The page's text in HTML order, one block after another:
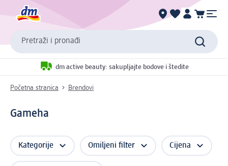
Pretraži i pronađi
dm active beauty: sakupljajte bodove i štedite
Početna stranica Brendovi
Gameha
Kategorije Omiljeni filter Cijena